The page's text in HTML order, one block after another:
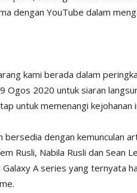
dengan YouTube dalam
kami berada dalam
Ogos 2020 untuk siaran
untuk memenangi kejohanan
dengan kemunculan
Rusli, Nabila Rusli dan Sean
A series yang ternyata